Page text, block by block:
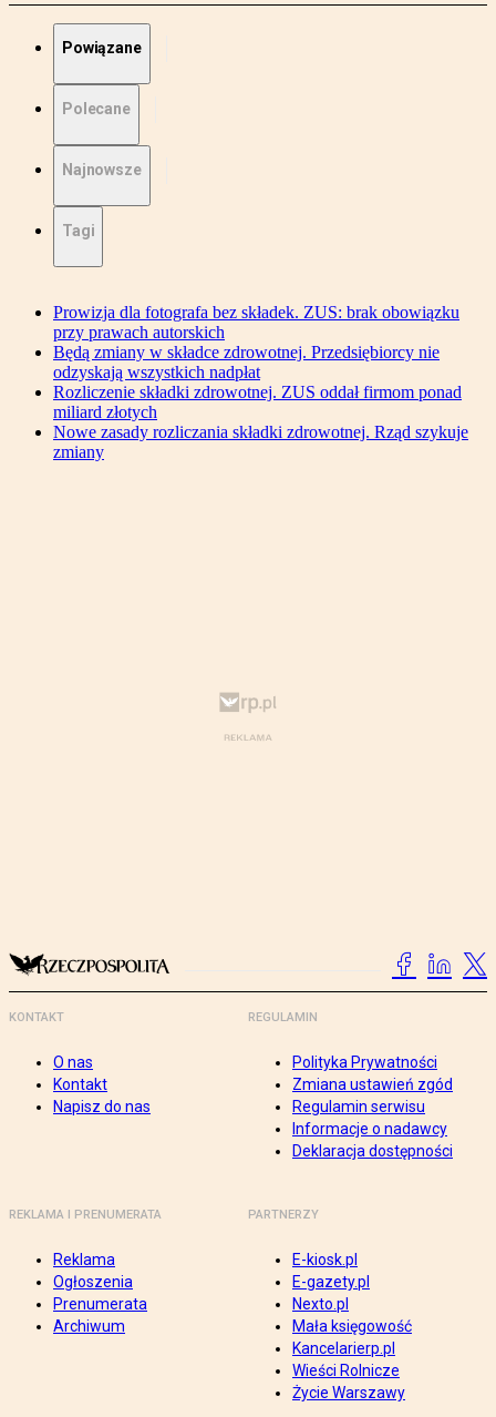
Powiązane
Polecane
Najnowsze
Tagi
Prowizja dla fotografa bez składek. ZUS: brak obowiązku
przy prawach autorskich
Będą zmiany w składce zdrowotnej. Przedsiębiorcy nie
odzyskają wszystkich nadpłat
Rozliczenie składki zdrowotnej. ZUS oddał firmom ponad
miliard złotych
Nowe zasady rozliczania składki zdrowotnej. Rząd szykuje
zmiany
KONTAKT
O nas
Kontakt
Napisz do nas
REGULAMIN
Polityka Prywatności
Zmiana ustawień zgód
Regulamin serwisu
Informacje o nadawcy
Deklaracja dostępności
REKLAMA I PRENUMERATA
Reklama
Ogłoszenia
Prenumerata
Archiwum
PARTNERZY
E-kiosk.pl
E-gazety.pl
Nexto.pl
Mała księgowość
Kancelarierp.pl
Wieści Rolnicze
Życie Warszawy